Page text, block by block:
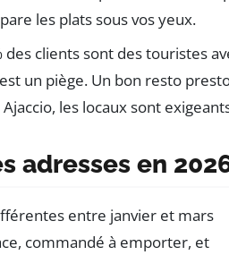
les plats sous vos yeux.
des clients sont des touristes
un piège. Un bon resto
les locaux sont
adresses en
entre janvier et mars
commandé à emporter, et